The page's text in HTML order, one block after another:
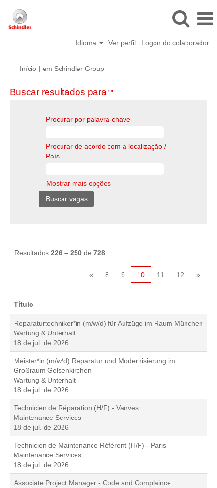
Idioma Ver perfil Logon do colaborador
Início | em Schindler Group(página
Buscar resultados para "".
Procurar por palavra-chave
Procurar de acordo com a localização /
País
Mostrar mais opções
Resultados 226 – 250 de 728
« 8 9 10 11 12 »
Título
Reparaturtechniker*in (m/w/d) für Aufzüge im Raum München
Wartung & Unterhalt
18 de jul. de 2026
Meister*in (m/w/d) Reparatur und Modernisierung im
Großraum Gelsenkirchen
Wartung & Unterhalt
18 de jul. de 2026
Technicien de Réparation (H/F) - Vanves
Maintenance Services
18 de jul. de 2026
Technicien de Maintenance Référent (H/F) - Paris
Maintenance Services
18 de jul. de 2026
Associate Project Manager - Code and Complaince